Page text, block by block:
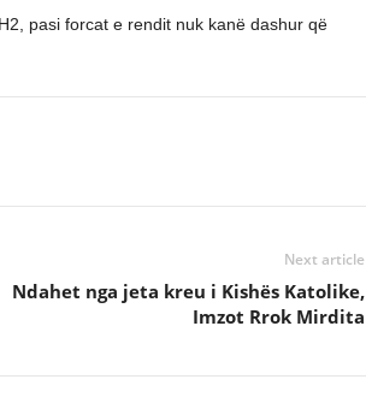
pasi forcat e rendit nuk kanë dashur që
Next article
Ndahet nga jeta kreu i Kishës Katolike,
Imzot Rrok Mirdita